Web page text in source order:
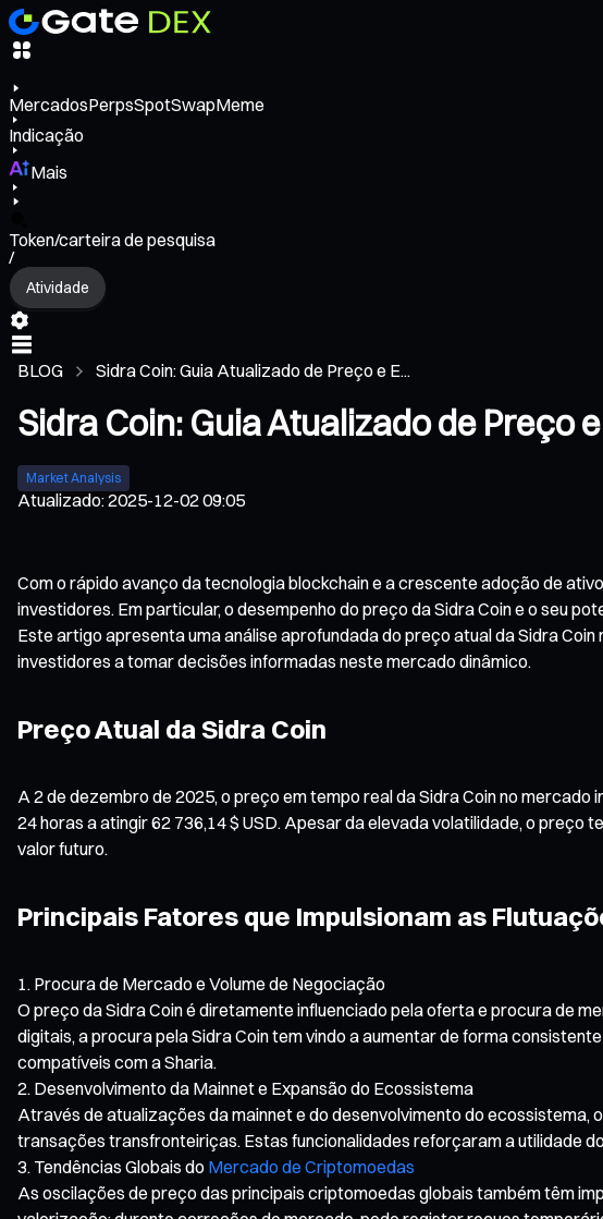
MercadosPerpsSpotSwapMeme
Indicação
Mais
Token/carteira de pesquisa
/
Atividade
BLOG Sidra Coin: Guia Atualizado de Preço e E...
Sidra Coin: Guia Atualizado de Preço
Market Analysis
Atualizado:2025-12-02 09:05
Com o rápido avanço da tecnologia blockchain e a crescente adoção de
investidores. Em particular, o desempenho do preço da Sidra Coin e o seu
Este artigo apresenta uma análise aprofundada do preço atual da Sidra
investidores a tomar decisões informadas neste mercado dinâmico.
Preço Atual da Sidra Coin
A 2 de dezembro de 2025, o preço em tempo real da Sidra Coin no
24 horas a atingir 62 736,14 $ USD. Apesar da elevada volatilidade, o
valor futuro.
Principais Fatores que Impulsionam as
Procura de Mercado e Volume de Negociação
O preço da Sidra Coin é diretamente influenciado pela oferta e procura de
digitais, a procura pela Sidra Coin tem vindo a aumentar de forma
compatíveis com a Sharia.
Desenvolvimento da Mainnet e Expansão do Ecossistema
Através de atualizações da mainnet e do desenvolvimento do ecossistema,
transações transfronteiriças. Estas funcionalidades reforçaram a utilidade
Tendências Globais do Mercado de Criptomoedas
As oscilações de preço das principais criptomoedas globais também têm